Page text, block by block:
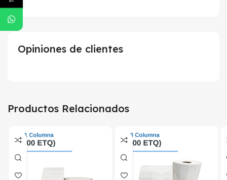
Opiniones de clientes
Productos Relacionados